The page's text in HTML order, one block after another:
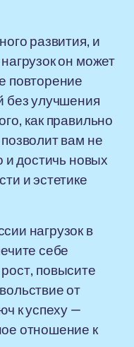
развития, и
он может
повторение
без улучшения
как правильно
вам не
и достичь новых
и эстетике
нагрузок в
себе
повысите
от
к успеху —
отношение к